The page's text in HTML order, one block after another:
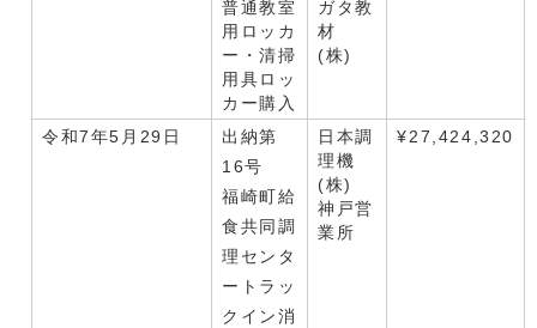
普通教室
用ロッカ
ー・清掃
用具ロッ
カー購入
ガタ教
材
(株)
令和7年5月29日
出納第
16号
福崎町給
食共同調
理センタ
ートラッ
クイン消
日本調
理機
(株)
神戸営
業所
¥27,424,320